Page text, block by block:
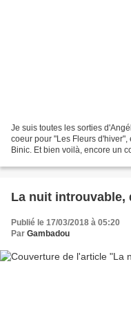
Je suis toutes les sorties
coeur pour "Les Fleurs
Binic. Et bien voilà, encore un
La nuit introuvable,
Publié le 17/03/2018 à 05:20
Par Gambadou